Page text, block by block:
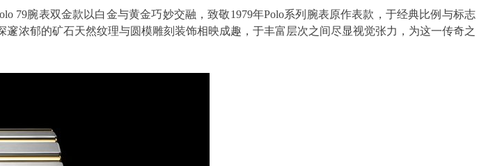
79腕表双金款以白金与黄金巧妙交融，致敬1979年Polo系列腕表原作表款，于经典比例与标志
浓郁的矿石天然纹理与圆模雕刻装饰相映成趣，于丰富层次之间尽显视觉张力，为这一传奇之